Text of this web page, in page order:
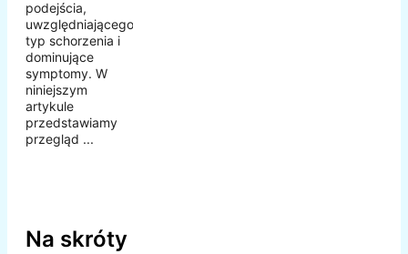
podejścia,
uwzględniającego
typ schorzenia i
dominujące
symptomy. W
niniejszym
artykule
przedstawiamy
przegląd ...
Na skróty